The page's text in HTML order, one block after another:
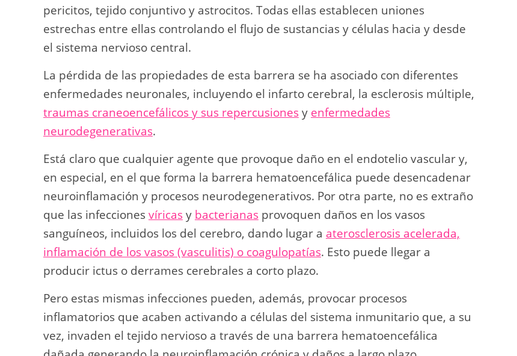
pericitos, tejido conjuntivo y astrocitos. Todas ellas establecen uniones
estrechas entre ellas controlando el flujo de sustancias y células hacia y desde
el sistema nervioso central.
La pérdida de las propiedades de esta barrera se ha asociado con diferentes
enfermedades neuronales, incluyendo el infarto cerebral, la esclerosis múltiple,
traumas craneoencefálicos y sus repercusionesy enfermedades
neurodegenerativas.
Está claro que cualquier agente que provoque daño en el endotelio vascular y,
en especial, en el que forma la barrera hematoencefálica puede desencadenar
neuroinflamación y procesos neurodegenerativos. Por otra parte, no es extraño
que las infeccionesvíricasy bacterianas provoquen daños en los vasos
sanguíneos, incluidos los del cerebro, dando lugar a aterosclerosis acelerada,
inflamación de los vasos (vasculitis) o coagulopatías. Esto puede llegar a
producir ictus o derrames cerebrales a corto plazo.
Pero estas mismas infecciones pueden, además, provocar procesos
inflamatorios que acaben activando a células del sistema inmunitario que, a su
vez, invaden el tejido nervioso a través de una barrera hematoencefálica